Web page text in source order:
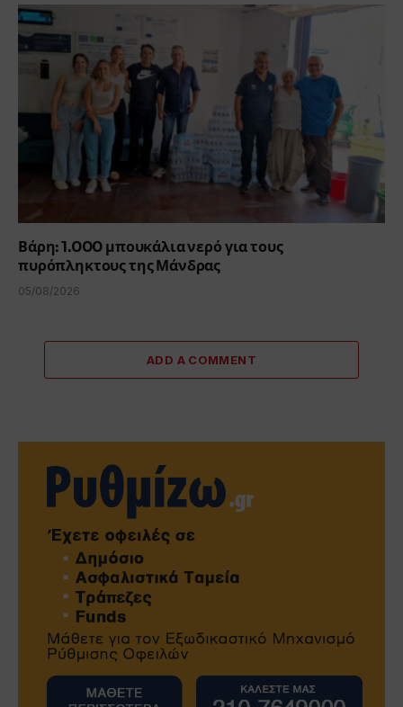
Βάρη: 1.000 μπουκάλια νερό για τους
πυρόπληκτους της Μάνδρας
05/08/2026
ADD A COMMENT